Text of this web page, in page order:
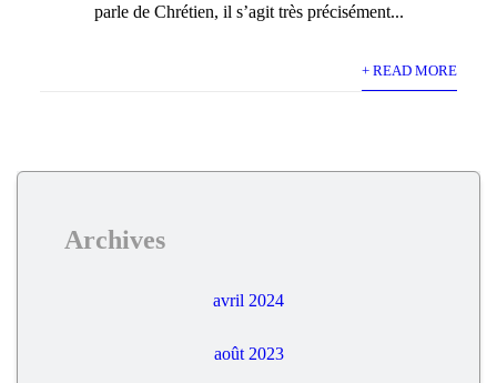
parle de Chrétien, il s’agit très précisément...
+ READ MORE
Archives
avril 2024
août 2023